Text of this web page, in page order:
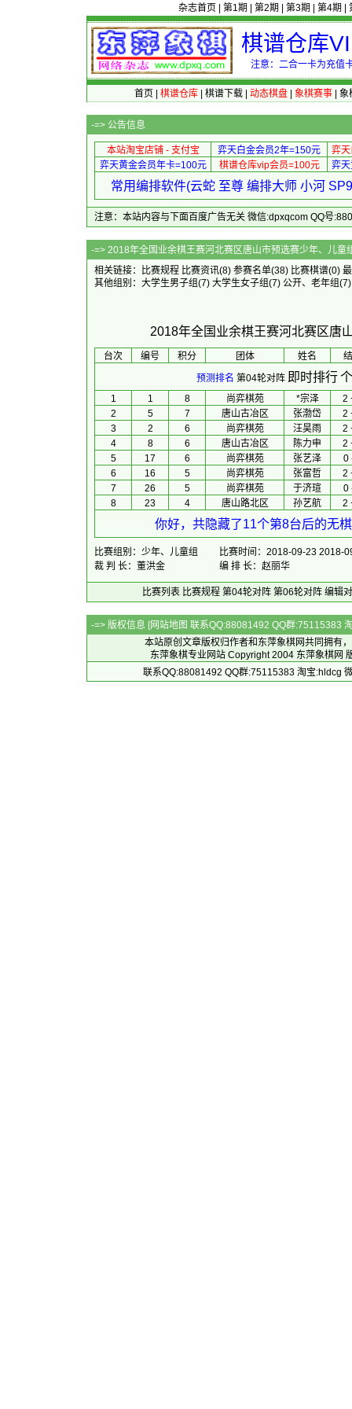
杂志首页 第1期 第2期 第3期 第4期
棋谱仓库
注意：二合一卡为充值
首页 棋谱仓库| 棋谱下载| 动态棋盘| 象棋赛事| 象
-=> 公告信息
本站淘宝店铺 - 支付宝 弈天白金会员2年=150元
弈
弈天黄金会员年卡=100元
棋谱仓库vip会员=100元 弈
常用编排软件(云蛇 至尊 编排大师 小河
注意：本站内容与下面百度广告无关 微信:dpxqcom QQ号
-=> 2018年全国业余棋王赛河北赛区唐山市预选
相关链接：
比赛规程 比赛资讯(8) 参赛名单(38) 比赛棋谱(0)
其他组别： 大学生男子组(7) 大学生女子组(7) 公开、老年组(7)
2018年全国业余棋王赛河北赛区唐
台次 编号 积分 团体 姓名
预测排名 第04轮对阵 即时排行
1 1 8 尚弈棋苑 *宗泽
2
2
5 7 唐山古冶区 张渤岱
2
3
2 6 尚弈棋苑 汪昊雨
2
4
8 6 唐山古冶区 陈力申
2
5
17 6 尚弈棋苑 张艺泽
0
6
16 5 尚弈棋苑 张富哲
2
7
26 5 尚弈棋苑 于济瑄
0
8
23 4 唐山路北区 孙艺航 2
你好，共隐藏了11个第8台后的无
比赛组别：少年、儿童组
比赛时间：2018-09-23 2018-
裁 判 长：董洪金
编 排 长：赵丽华
比赛列表 比赛规程 第04轮对阵 第06轮对阵 编辑
-=> 版权信息 [网站地图 联系QQ:88081492 QQ群:75115383
本站原创文章版权归作者和 东萍象棋网共同拥有
东萍象棋专业网站 Copyright 2004 东萍象棋网
联系QQ:88081492 QQ群:75115383 淘宝:hldcg